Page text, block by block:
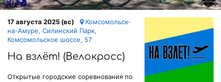
17 августа 2025 (вс)
Комсомольск-
на-Амуре, Силинский Парк,
Комсомольское шоссе, 57
На взлёт! (Велокросс)
Открытые городские соревнования по